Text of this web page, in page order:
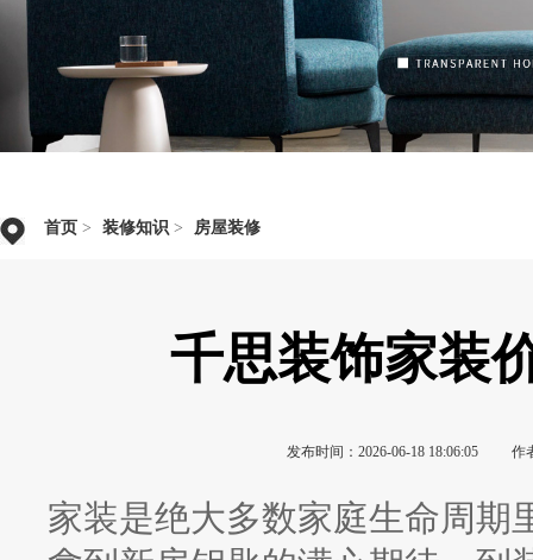
首页 > 装修知识 > 房屋装修
千思装饰家装
发布时间：2026-06-18 18:06:05 作
家装是绝大多数家庭生命周期